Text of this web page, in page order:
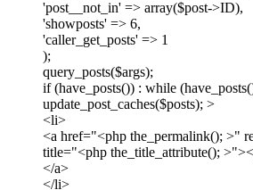
'post__not_in' => array($post->ID),
'showposts' => 6,
'caller_get_posts' => 1
);
query_posts($args);
if (have_posts()) : while
update_post_caches($posts); >
<li>
<a href="<php the_permalink(); >"
title="<php the_title_attribute();
</a>
</li>